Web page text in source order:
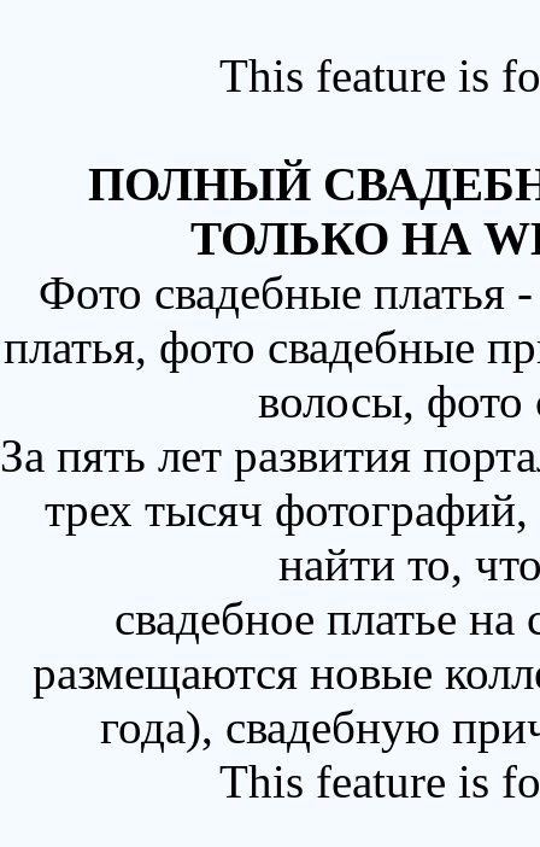
This feature is
ПОЛНЫЙ
ТОЛЬКО НА
Фото свадебные
платья, фото свадебные
волосы,
За пять лет развития
трех тысяч
найти то,
свадебное платье
размещаются новые
года), свадебную
This feature is